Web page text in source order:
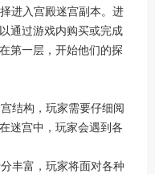
进入宫殿迷宫副本。进
通过游戏内购买或完成
第一层，开始他们的探
结构，玩家需要仔细阅
迷宫中，玩家会遇到各
丰富，玩家将面对各种